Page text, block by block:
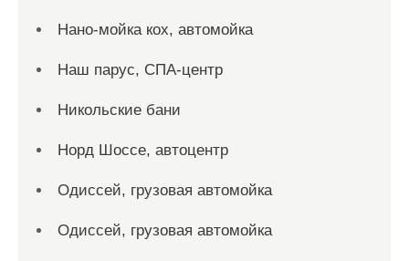
Нано-мойка кох, автомойка
Наш парус, СПА-центр
Никольские бани
Норд Шоссе, автоцентр
Одиссей, грузовая автомойка
Одиссей, грузовая автомойка